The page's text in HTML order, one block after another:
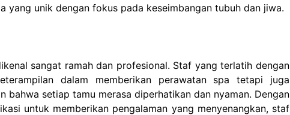
yang unik dengan fokus pada keseimbangan tubuh dan jiwa.
sangat ramah dan profesional. Staf yang terlatih dengan
dalam memberikan perawatan spa tetapi juga
bahwa setiap tamu merasa diperhatikan dan nyaman. Dengan
untuk memberikan pengalaman yang menyenangkan, staf